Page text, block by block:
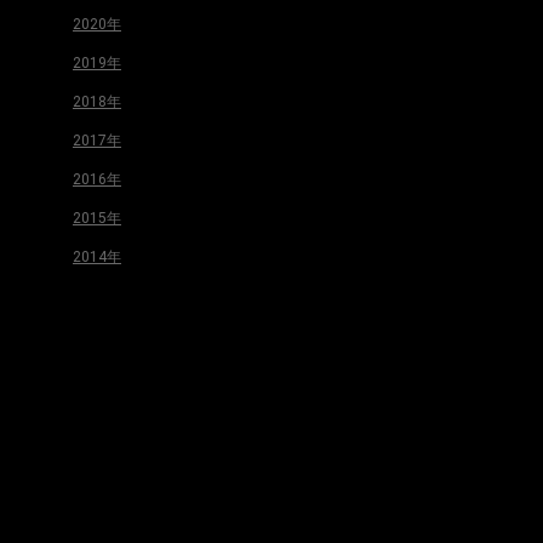
2020年
2019年
2018年
2017年
2016年
2015年
2014年